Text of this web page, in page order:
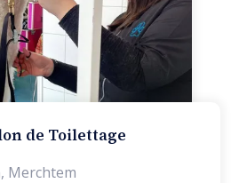
de Toilettage
, Merchtem